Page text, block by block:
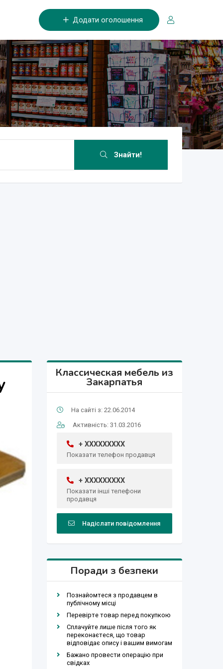
Додати оголошення
Знайти!
Классическая мебель из
Закарпатья
На сайті з: 22.06.2014
Активність: 31.03.2016
+ XXXXXXXXX
Показати телефон продавця
+ XXXXXXXXX
Показати інші телефони
продавця
Надіслати повідомлення
Поради з безпеки
Познайомтеся з продавцем в
публічному місці
Перевірте товар перед покупкою
Сплачуйте лише після того як
переконаєтеся, що товар
відповідає опису і вашим вимогам
Бажано провести операцію при
свідках